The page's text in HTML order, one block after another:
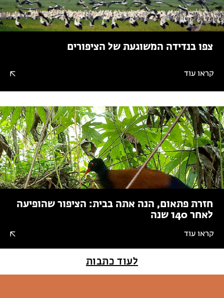
צפו בנדידה המשוגעת של הציפורים
קראו עוד
חזרת פתאום, הנה אתה בבית: הציפור שהופיעה
לאחר 140 שנה
קראו עוד
לעוד כתבות